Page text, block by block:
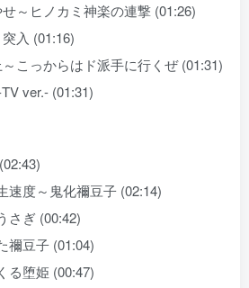
～ヒノカミ神楽の連撃 (01:26)
入 (01:16)
こっからはド派手に行くぜ (01:31)
ver.- (01:31)
速度～鬼化禰豆子 (02:14)
さぎ (00:42)
禰豆子 (01:04)
る堕姫 (00:47)